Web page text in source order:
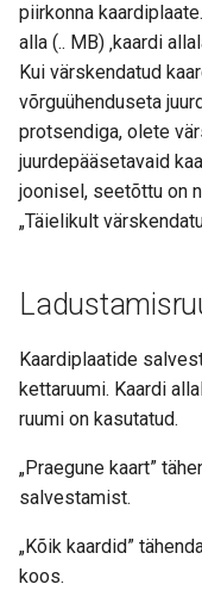
piirkonna
alla (.. MB) ‚kaardi
Kui värskendatud
võrguühenduseta
protsendiga, olete
juurdepääsetavaid
joonisel, seetõttu on
„Täielikult
Kaardiplaatide
kettaruumi. Kaardi
ruumi on kasutatud.
„Praegune kaart”
salvestamist.
„Kõik kaardid”
koos.